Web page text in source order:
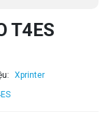
T4ES
Xprinter